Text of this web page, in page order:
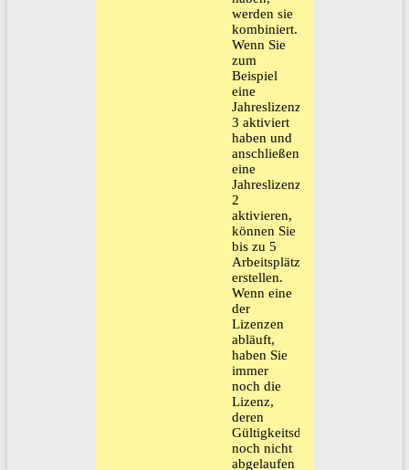
werden sie
kombiniert.
Wenn Sie
zum
Beispiel
eine
Jahreslizenz-
3 aktiviert
haben und
anschließend
eine
Jahreslizenz-
2
aktivieren,
können Sie
bis zu 5
Arbeitsplätze
erstellen.
Wenn eine
der
Lizenzen
abläuft,
haben Sie
immer
noch die
Lizenz,
deren
Gültigkeitsdauer
noch nicht
abgelaufen